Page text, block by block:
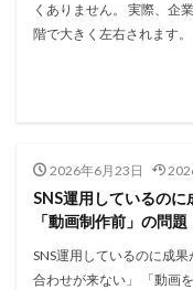
くありません。 実際、企
階で大きく左右されます
2026年6月23日
SNS運用しているの
「動画制作前」の問題
SNS運用しているのに成
合わせが来ない」 「動画